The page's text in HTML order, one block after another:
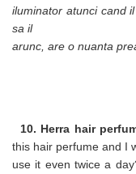
iluminator atunci cand
sa il
arunc, are o nuanta
10. Herra hair
this hair perfume and I
use it even twice a